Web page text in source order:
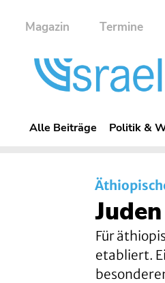
Magazin Termine
Alle Beiträge Politik &
Für
etabliert.